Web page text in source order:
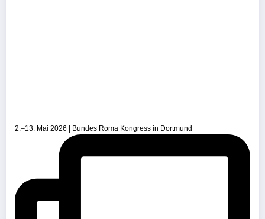
2.–13. Mai 2026 | Bundes Roma Kongress in Dortmund